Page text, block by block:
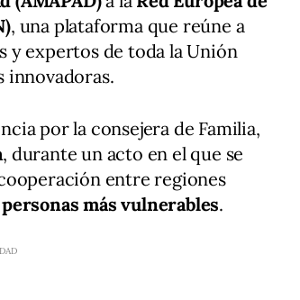
, una plataforma que reúne a
expertos de toda la Unión
innovadoras.
por la consejera de Familia,
, durante un acto en el que se
entre regiones
más vulnerables.